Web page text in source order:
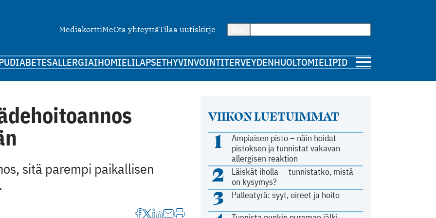
MediakorttiMeOta yhteyttäTilaa uutiskirje
DIABETESALLERGIAIHOMIELILAPSETHYVINVOINTITERVEYDENHUOLTOMIELIPIDE
VIIKON LUETUIMMAT
1
Ampiaisen pisto – näin hoidat
pistoksen ja tunnistat vakavan
allergisen reaktion
2
Läiskät iholla — tunnistatko, mistä
on kysymys?
3 Palleatyrä: syyt, oireet ja hoito
sitä parempi paikallisen